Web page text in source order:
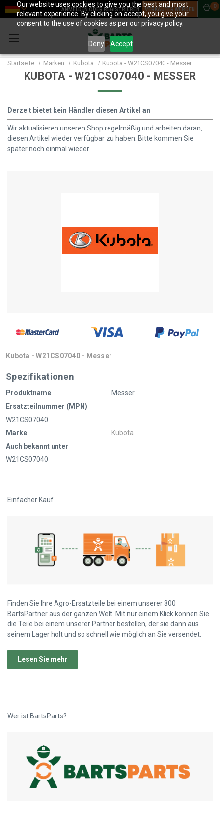
Our website uses cookies to give you the best and most
relevant experience. By clicking on accept, you give your
consent to the use of cookies as per our privacy policy.
Deny Accept
ANMELDEN ODER REGISTRIEREN VERKÄUFER WERDEN
0
Startseite Marken Kubota Kubota - W21CS07040 - Messer
KUBOTA - W21CS07040 - MESSER
Derzeit bietet kein Händler diesen Artikel an
Wir aktualisieren unseren Shop regelmäßig und arbeiten daran,
diesen Artikel wieder verfügbar zu haben. Bitte kommen Sie
später noch einmal wieder
Kubota - W21CS07040 - Messer
Spezifikationen
Produktname
Messer
Ersatzteilnummer (MPN)
W21CS07040
Marke
Kubota
Auch bekannt unter
W21CS07040
Einfacher Kauf
Finden Sie Ihre Agro-Ersatzteile bei einem unserer 800
BartsPartner aus der ganzen Welt. Mit nur einem Klick können Sie
die Teile bei einem unserer Partner bestellen, der sie dann aus
seinem Lager holt und so schnell wie möglich an Sie versendet.
Lesen Sie mehr
Wer ist BartsParts?